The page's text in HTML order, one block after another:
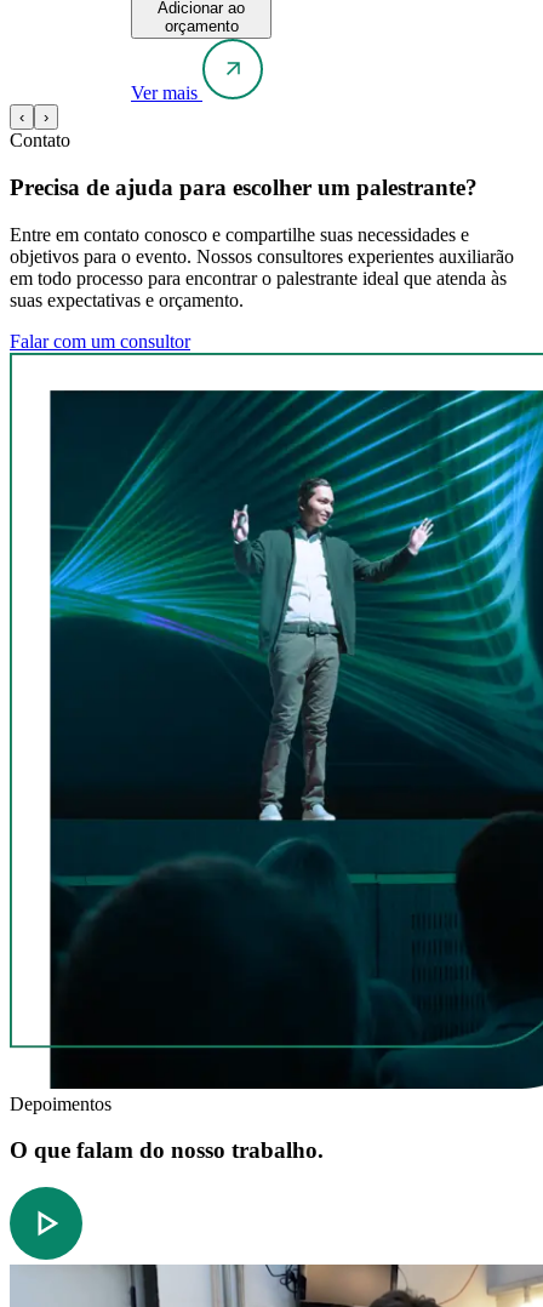
Adicionar ao
orçamento
Ver mais
‹ ›
Contato
Precisa de ajuda para escolher um palestrante?
Entre em contato conosco e compartilhe suas necessidades e
objetivos para o evento. Nossos consultores experientes auxiliarão
em todo processo para encontrar o palestrante ideal que atenda às
suas expectativas e orçamento.
Falar com um consultor
Depoimentos
O que falam do nosso trabalho.